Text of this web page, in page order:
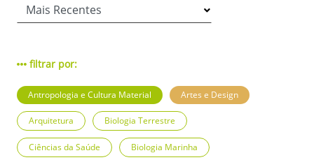
filtrar por:
Antropologia e Cultura Material Artes e Design
Arquitetura Biologia Terrestre
Ciências da Saúde Biologia Marinha